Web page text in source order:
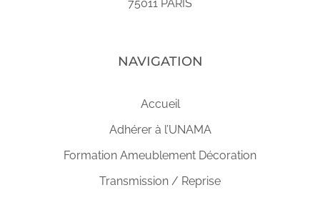
75011 PARIS
NAVIGATION
Accueil
Adhérer à l’UNAMA
Formation Ameublement Décoration
Transmission / Reprise